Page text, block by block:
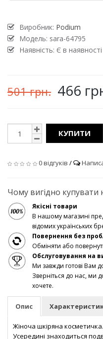
Виробник: Podium
Модель: sara-64795
Наявність: Є в наявності
501 грн. 466
КУПИТИ
0 відгуків /
Чому вигідно купувати
Якісні товари
В нашому магазині
відомих українських
Повернення без
Обміняти або
Обслуговування на
Ми завжди готові Вам
Зверніться до нас,
хочете.
Опис
Жіноча шкіряна
Усередині знаходиться